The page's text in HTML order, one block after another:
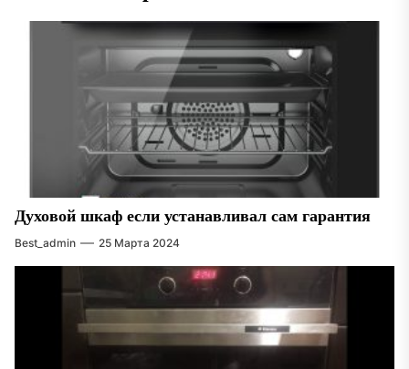
Духовой шкаф если устанавливал сам гарантия
Best_admin 25 Марта 2024